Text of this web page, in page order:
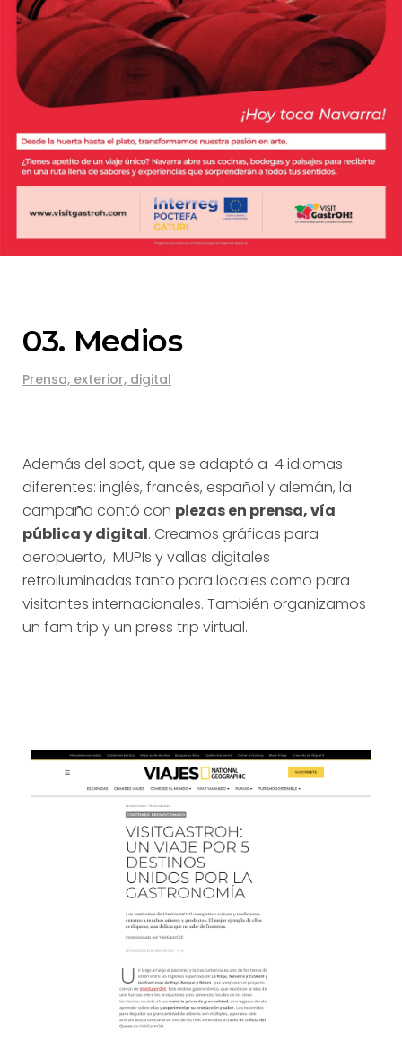
03. Medios
Prensa, exterior, digital
Además del spot, que se adaptó a 4 idiomas
diferentes: inglés, francés, español y alemán, la
campaña contó con piezas en prensa, vía
pública y digital. Creamos gráficas para
aeropuerto, MUPIs y vallas digitales
retroiluminadas tanto para locales como para
visitantes internacionales. También organizamos
un fam trip y un press trip virtual.